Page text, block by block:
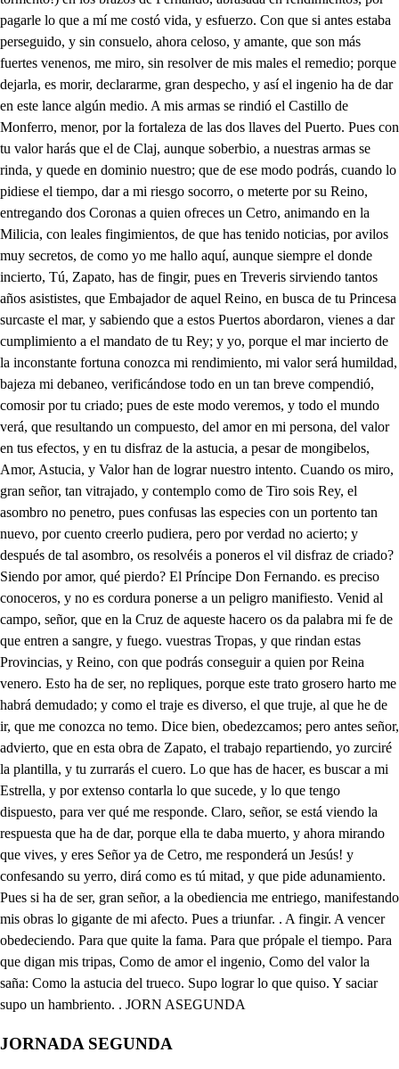
JORNADA SEGUNDA